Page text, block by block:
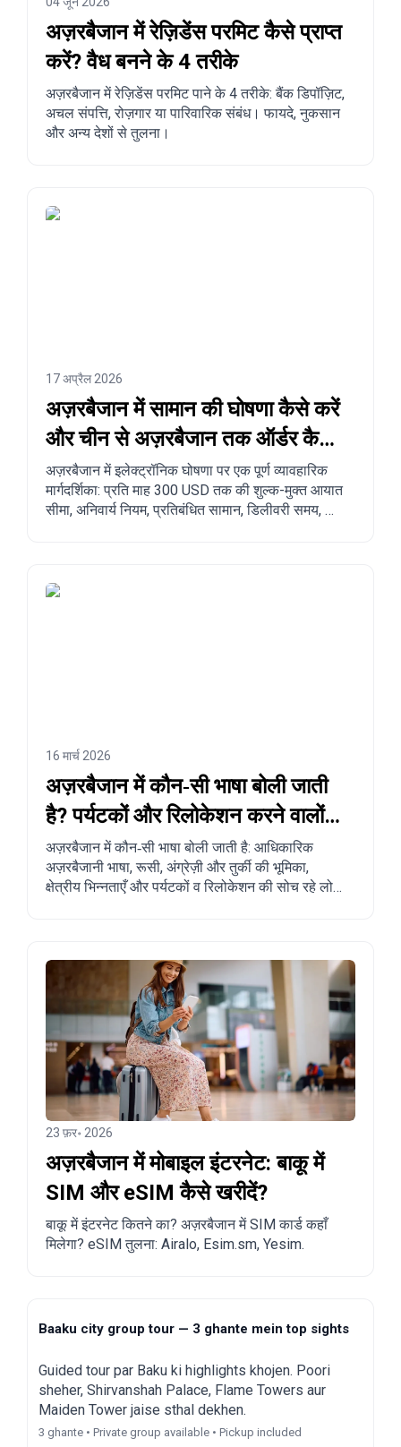
अज़रबैजान में रेज़िडेंस परमिट कैसे प्राप्त
करें? वैध बनने के 4 तरीके
अज़रबैजान में रेज़िडेंस परमिट पाने के 4 तरीके: बैंक डिपॉज़िट,
अचल संपत्ति, रोज़गार या पारिवारिक संबंध। फायदे, नुकसान
और अन्य देशों से तुलना।
17 अप्रैल 2026
अज़रबैजान में सामान की घोषणा कैसे करें
और चीन से अज़रबैजान तक ऑर्डर कैसे
करें?
अज़रबैजान में इलेक्ट्रॉनिक घोषणा पर एक पूर्ण व्यावहारिक
मार्गदर्शिका: प्रति माह 300 USD तक की शुल्क-मुक्त आयात
सीमा, अनिवार्य नियम, प्रतिबंधित सामान, डिलीवरी समय, और
16 मार्च 2026
अज़रबैजान में कौन‑सी भाषा बोली जाती
है? पर्यटकों और रिलोकेशन करने वालों
के लिए पूरा गाइड
अज़रबैजान में कौन‑सी भाषा बोली जाती है: आधिकारिक
अज़रबैजानी भाषा, रूसी, अंग्रेज़ी और तुर्की की भूमिका,
क्षेत्रीय भिन्नताएँ और पर्यटकों व रिलोकेशन की सोच रहे लोगों
23 फ़र॰ 2026
अज़रबैजान में मोबाइल इंटरनेट: बाकू में
SIM और eSIM कैसे खरीदें?
बाकू में इंटरनेट कितने का? अज़रबैजान में SIM कार्ड कहाँ
मिलेगा? eSIM तुलना: Airalo, Esim.sm, Yesim.
Baaku city group tour — 3 ghante mein top sights
Guided tour par Baku ki highlights khojen. Poori
sheher, Shirvanshah Palace, Flame Towers aur
Maiden Tower jaise sthal dekhen.
3 ghante • Private group available • Pickup included